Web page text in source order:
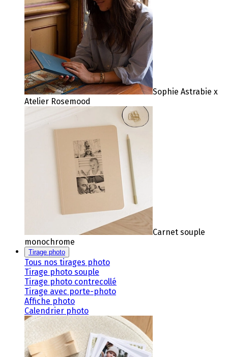
Sophie Astrabie x
Atelier Rosemood
Carnet souple
monochrome
Tirage photo
Tous nos tirages photo
Tirage photo souple
Tirage photo contrecollé
Tirage avec porte-photo
Affiche photo
Calendrier photo